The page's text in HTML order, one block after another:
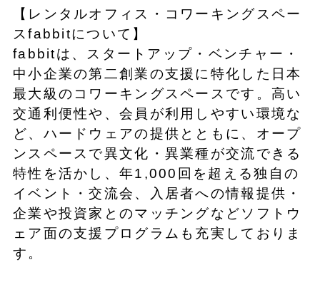
【レンタルオフィス・コワーキングスペー
スfabbitについて】
fabbitは、スタートアップ・ベンチャー・
中小企業の第二創業の支援に特化した日本
最大級のコワーキングスペースです。高い
交通利便性や、会員が利用しやすい環境な
ど、ハードウェアの提供とともに、オープ
ンスペースで異文化・異業種が交流できる
特性を活かし、年1,000回を超える独自の
イベント・交流会、入居者への情報提供・
企業や投資家とのマッチングなどソフトウ
ェア面の支援プログラムも充実しておりま
す。